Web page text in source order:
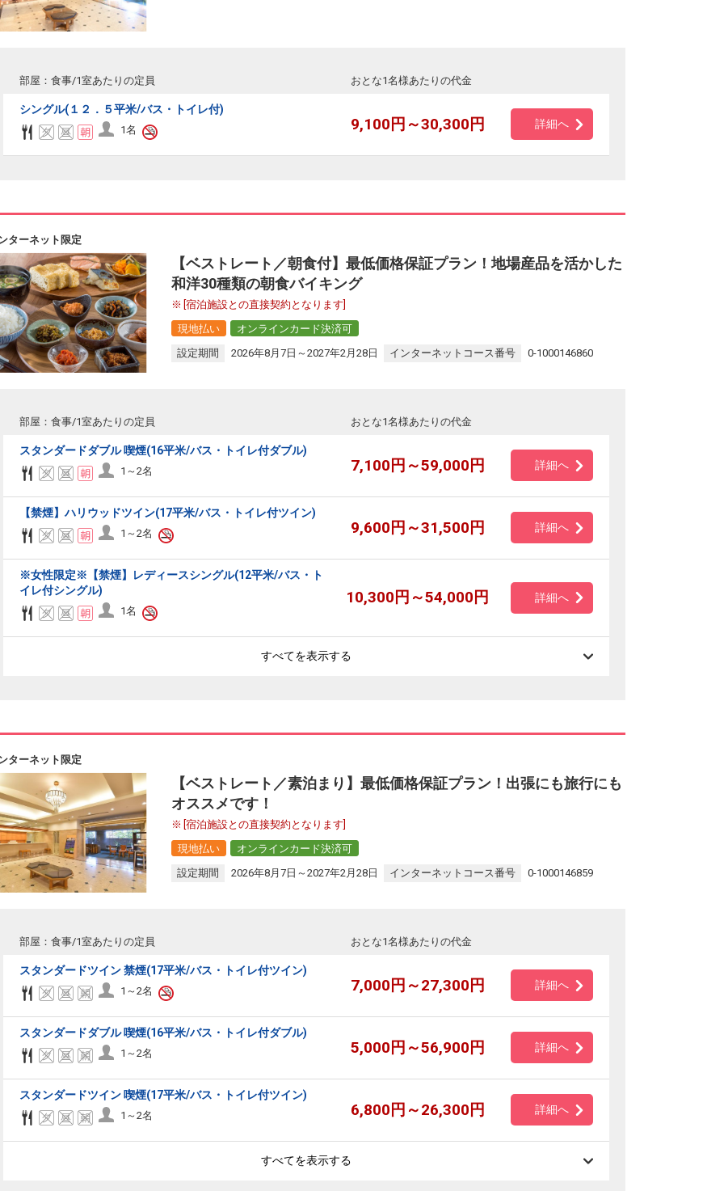
部屋：食事/1室あたりの定員 おとな1名様あたりの代金
シングル(１２．５平米/バス・トイレ付)
1名 9,100円～30,300円 詳細へ
ターネット限定
【ベストレート／朝食付】最低価格保証プラン！地場産品を活かした
和洋30種類の朝食バイキング
[宿泊施設との直接契約となります]
現地払い
オンラインカード決済可
設定期間
2026年8月7日～2027年2月28日 インターネットコース番号 0-1000146860
部屋：食事/1室あたりの定員 おとな1名様あたりの代金
スタンダードダブル 喫煙(16平米/バス・トイレ付ダブル)
1～2名 7,100円～59,000円 詳細へ
【禁煙】ハリウッドツイン(17平米/バス・トイレ付ツイン)
1～2名 9,600円～31,500円 詳細へ
※女性限定※【禁煙】レディースシングル(12平米/バス・ト
イレ付シングル)
1名
10,300円～54,000円 詳細へ
すべてを表示する
ターネット限定
【ベストレート／素泊まり】最低価格保証プラン！出張にも旅行にも
オススメです！
[宿泊施設との直接契約となります]
現地払い
オンラインカード決済可
設定期間
2026年8月7日～2027年2月28日 インターネットコース番号 0-1000146859
部屋：食事/1室あたりの定員 おとな1名様あたりの代金
スタンダードツイン 禁煙(17平米/バス・トイレ付ツイン)
1～2名 7,000円～27,300円 詳細へ
スタンダードダブル 喫煙(16平米/バス・トイレ付ダブル)
1～2名 5,000円～56,900円 詳細へ
スタンダードツイン 喫煙(17平米/バス・トイレ付ツイン)
1～2名 6,800円～26,300円 詳細へ
すべてを表示する